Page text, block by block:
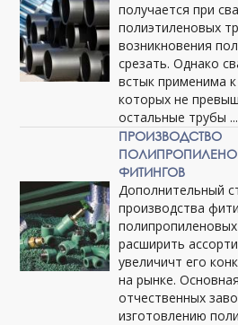
получается при
полиэтиленовых
возникновения
срезать. Однако
встык применима
которых не
остальные трубы
ПРОИЗВОДСТВО
ФИТИНГОВ
Дополнительный
производства
расширить
увеличичт его
на рынке.
отчественных
изготовлению